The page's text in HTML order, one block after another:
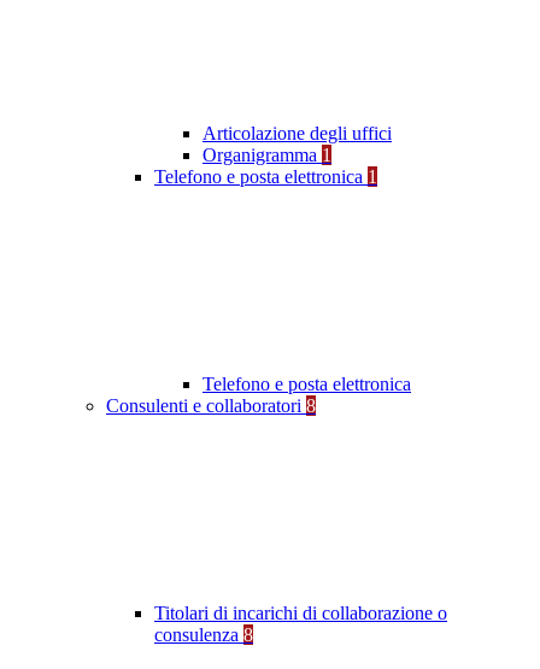
Articolazione degli uffici
Organigramma 1
Telefono e posta elettronica 1
Telefono e posta elettronica
Consulenti e collaboratori 8
Titolari di incarichi di collaborazione o
consulenza 8